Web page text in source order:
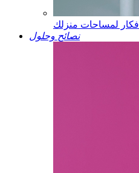
أفكار لمساحات منزلك
نصائح وحلول